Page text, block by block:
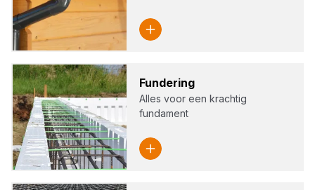
Fun­de­ring
Alles voor een krachtig
fundament